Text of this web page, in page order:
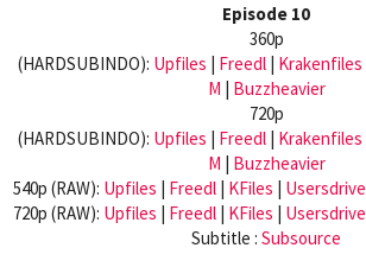
Episode 10
360p
(HARDSUBINDO): Upfiles | Freedl| Krakenfiles
M | Buzzheavier
720p
(HARDSUBINDO): Upfiles | Freedl| Krakenfiles
M | Buzzheavier
540p (RAW): Upfiles | Freedl| KFiles | Usersdrive
720p (RAW): Upfiles | Freedl| KFiles | Usersdrive
Subtitle : Subsource